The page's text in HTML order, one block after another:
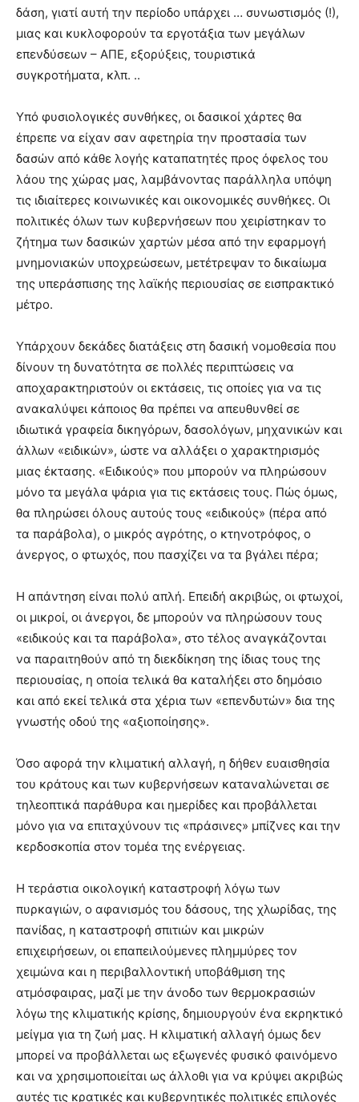
δάση, γιατί αυτή την περίοδο υπάρχει … συνωστισμός (!),
μιας και κυκλοφορούν τα εργοτάξια των μεγάλων
επενδύσεων – ΑΠΕ, εξορύξεις, τουριστικά
συγκροτήματα, κλπ. ..
Υπό φυσιολογικές συνθήκες, οι δασικοί χάρτες θα
έπρεπε να είχαν σαν αφετηρία την προστασία των
δασών από κάθε λογής καταπατητές προς όφελος του
λάου της χώρας μας, λαμβάνοντας παράλληλα υπόψη
τις ιδιαίτερες κοινωνικές και οικονομικές συνθήκες. Οι
πολιτικές όλων των κυβερνήσεων που χειρίστηκαν το
ζήτημα των δασικών χαρτών μέσα από την εφαρμογή
μνημονιακών υποχρεώσεων, μετέτρεψαν το δικαίωμα
της υπεράσπισης της λαϊκής περιουσίας σε εισπρακτικό
μέτρο.
Υπάρχουν δεκάδες διατάξεις στη δασική νομοθεσία που
δίνουν τη δυνατότητα σε πολλές περιπτώσεις να
αποχαρακτηριστούν οι εκτάσεις, τις οποίες για να τις
ανακαλύψει κάποιος θα πρέπει να απευθυνθεί σε
ιδιωτικά γραφεία δικηγόρων, δασολόγων, μηχανικών και
άλλων «ειδικών», ώστε να αλλάξει ο χαρακτηρισμός
μιας έκτασης. «Ειδικούς» που μπορούν να πληρώσουν
μόνο τα μεγάλα ψάρια για τις εκτάσεις τους. Πώς όμως,
θα πληρώσει όλους αυτούς τους «ειδικούς» (πέρα από
τα παράβολα), ο μικρός αγρότης, ο κτηνοτρόφος, ο
άνεργος, ο φτωχός, που πασχίζει να τα βγάλει πέρα;
Η απάντηση είναι πολύ απλή. Επειδή ακριβώς, οι φτωχοί,
οι μικροί, οι άνεργοι, δε μπορούν να πληρώσουν τους
«ειδικούς και τα παράβολα», στο τέλος αναγκάζονται
να παραιτηθούν από τη διεκδίκηση της ίδιας τους της
περιουσίας, η οποία τελικά θα καταλήξει στο δημόσιο
και από εκεί τελικά στα χέρια των «επενδυτών» δια της
γνωστής οδού της «αξιοποίησης».
Όσο αφορά την κλιματική αλλαγή, η δήθεν ευαισθησία
του κράτους και των κυβερνήσεων καταναλώνεται σε
τηλεοπτικά παράθυρα και ημερίδες και προβάλλεται
μόνο για να επιταχύνουν τις «πράσινες» μπίζνες και την
κερδοσκοπία στον τομέα της ενέργειας.
Η τεράστια οικολογική καταστροφή λόγω των
πυρκαγιών, ο αφανισμός του δάσους, της χλωρίδας, της
πανίδας, η καταστροφή σπιτιών και μικρών
επιχειρήσεων, οι επαπειλούμενες πλημμύρες τον
χειμώνα και η περιβαλλοντική υποβάθμιση της
ατμόσφαιρας, μαζί με την άνοδο των θερμοκρασιών
λόγω της κλιματικής κρίσης, δημιουργούν ένα εκρηκτικό
μείγμα για τη ζωή μας. Η κλιματική αλλαγή όμως δεν
μπορεί να προβάλλεται ως εξωγενές φυσικό φαινόμενο
και να χρησιμοποιείται ως άλλοθι για να κρύψει ακριβώς
αυτές τις κρατικές και κυβερνητικές πολιτικές επιλογές